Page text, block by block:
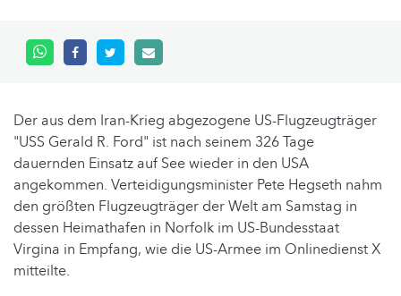
Der aus dem Iran-Krieg abgezogene US-Flugzeugträger
"USS Gerald R. Ford" ist nach seinem 326 Tage
dauernden Einsatz auf See wieder in den USA
angekommen. Verteidigungsminister Pete Hegseth nahm
den größten Flugzeugträger der Welt am Samstag in
dessen Heimathafen in Norfolk im US-Bundesstaat
Virgina in Empfang, wie die US-Armee im Onlinedienst X
mitteilte.